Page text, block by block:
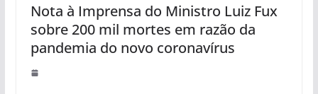
Nota à Imprensa do Ministro Luiz Fux
sobre 200 mil mortes em razão da
pandemia do novo coronavírus